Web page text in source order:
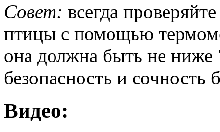
Совет: всегда
птицы с помощью
она должна быть не ниже
безопасность и сочность
Видео: